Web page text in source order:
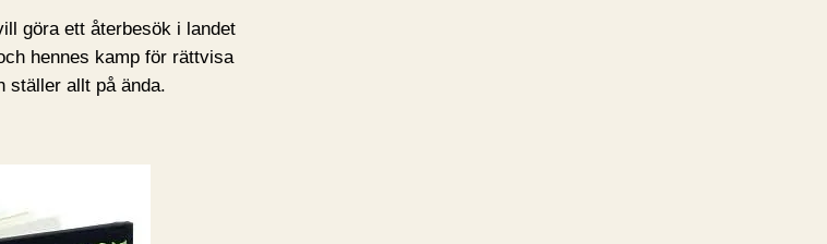
göra ett återbesök i landet
hennes kamp för rättvisa
ställer allt på ända.